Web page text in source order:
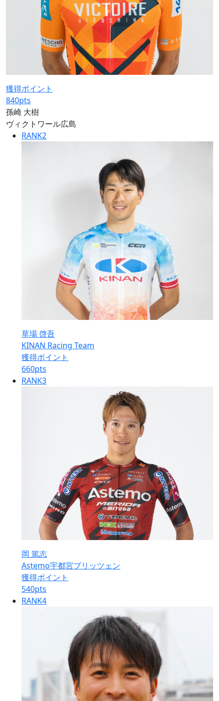
獲得ポイント
840pts
孫崎 大樹
ヴィクトワール広島
RANK2
草場 啓吾
KINAN Racing Team
獲得ポイント
660pts
RANK3
岡 篤志
Astemo宇都宮ブリッツェン
獲得ポイント
540pts
RANK4